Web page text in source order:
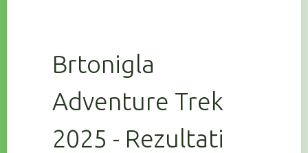
Brtonigla
Adventure Trek
2025 - Rezultati